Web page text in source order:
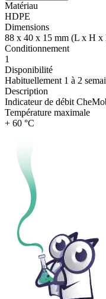
Matériau
HDPE
Dimensions
88 x 40 x 15 mm (L x H x
Conditionnement
1
Disponibilité
Habituellement 1 à 2
Description
Indicateur de débit
Température maximale
+ 60 °C